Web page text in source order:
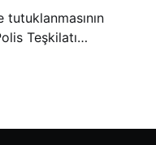
tutuklanmasının
Teşkilatı